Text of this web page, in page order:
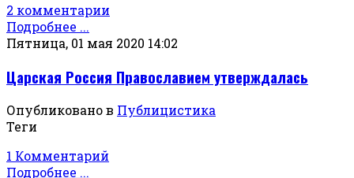
2 комментарии
Подробнее ...
Пятница, 01 мая 2020 14:02
Царская Россия Православием утверждалась
Опубликовано в Публицистика
Теги
1 Комментарий
Подробнее ...